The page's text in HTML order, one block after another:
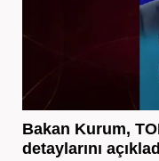
Bakan Kurum,
detaylarını